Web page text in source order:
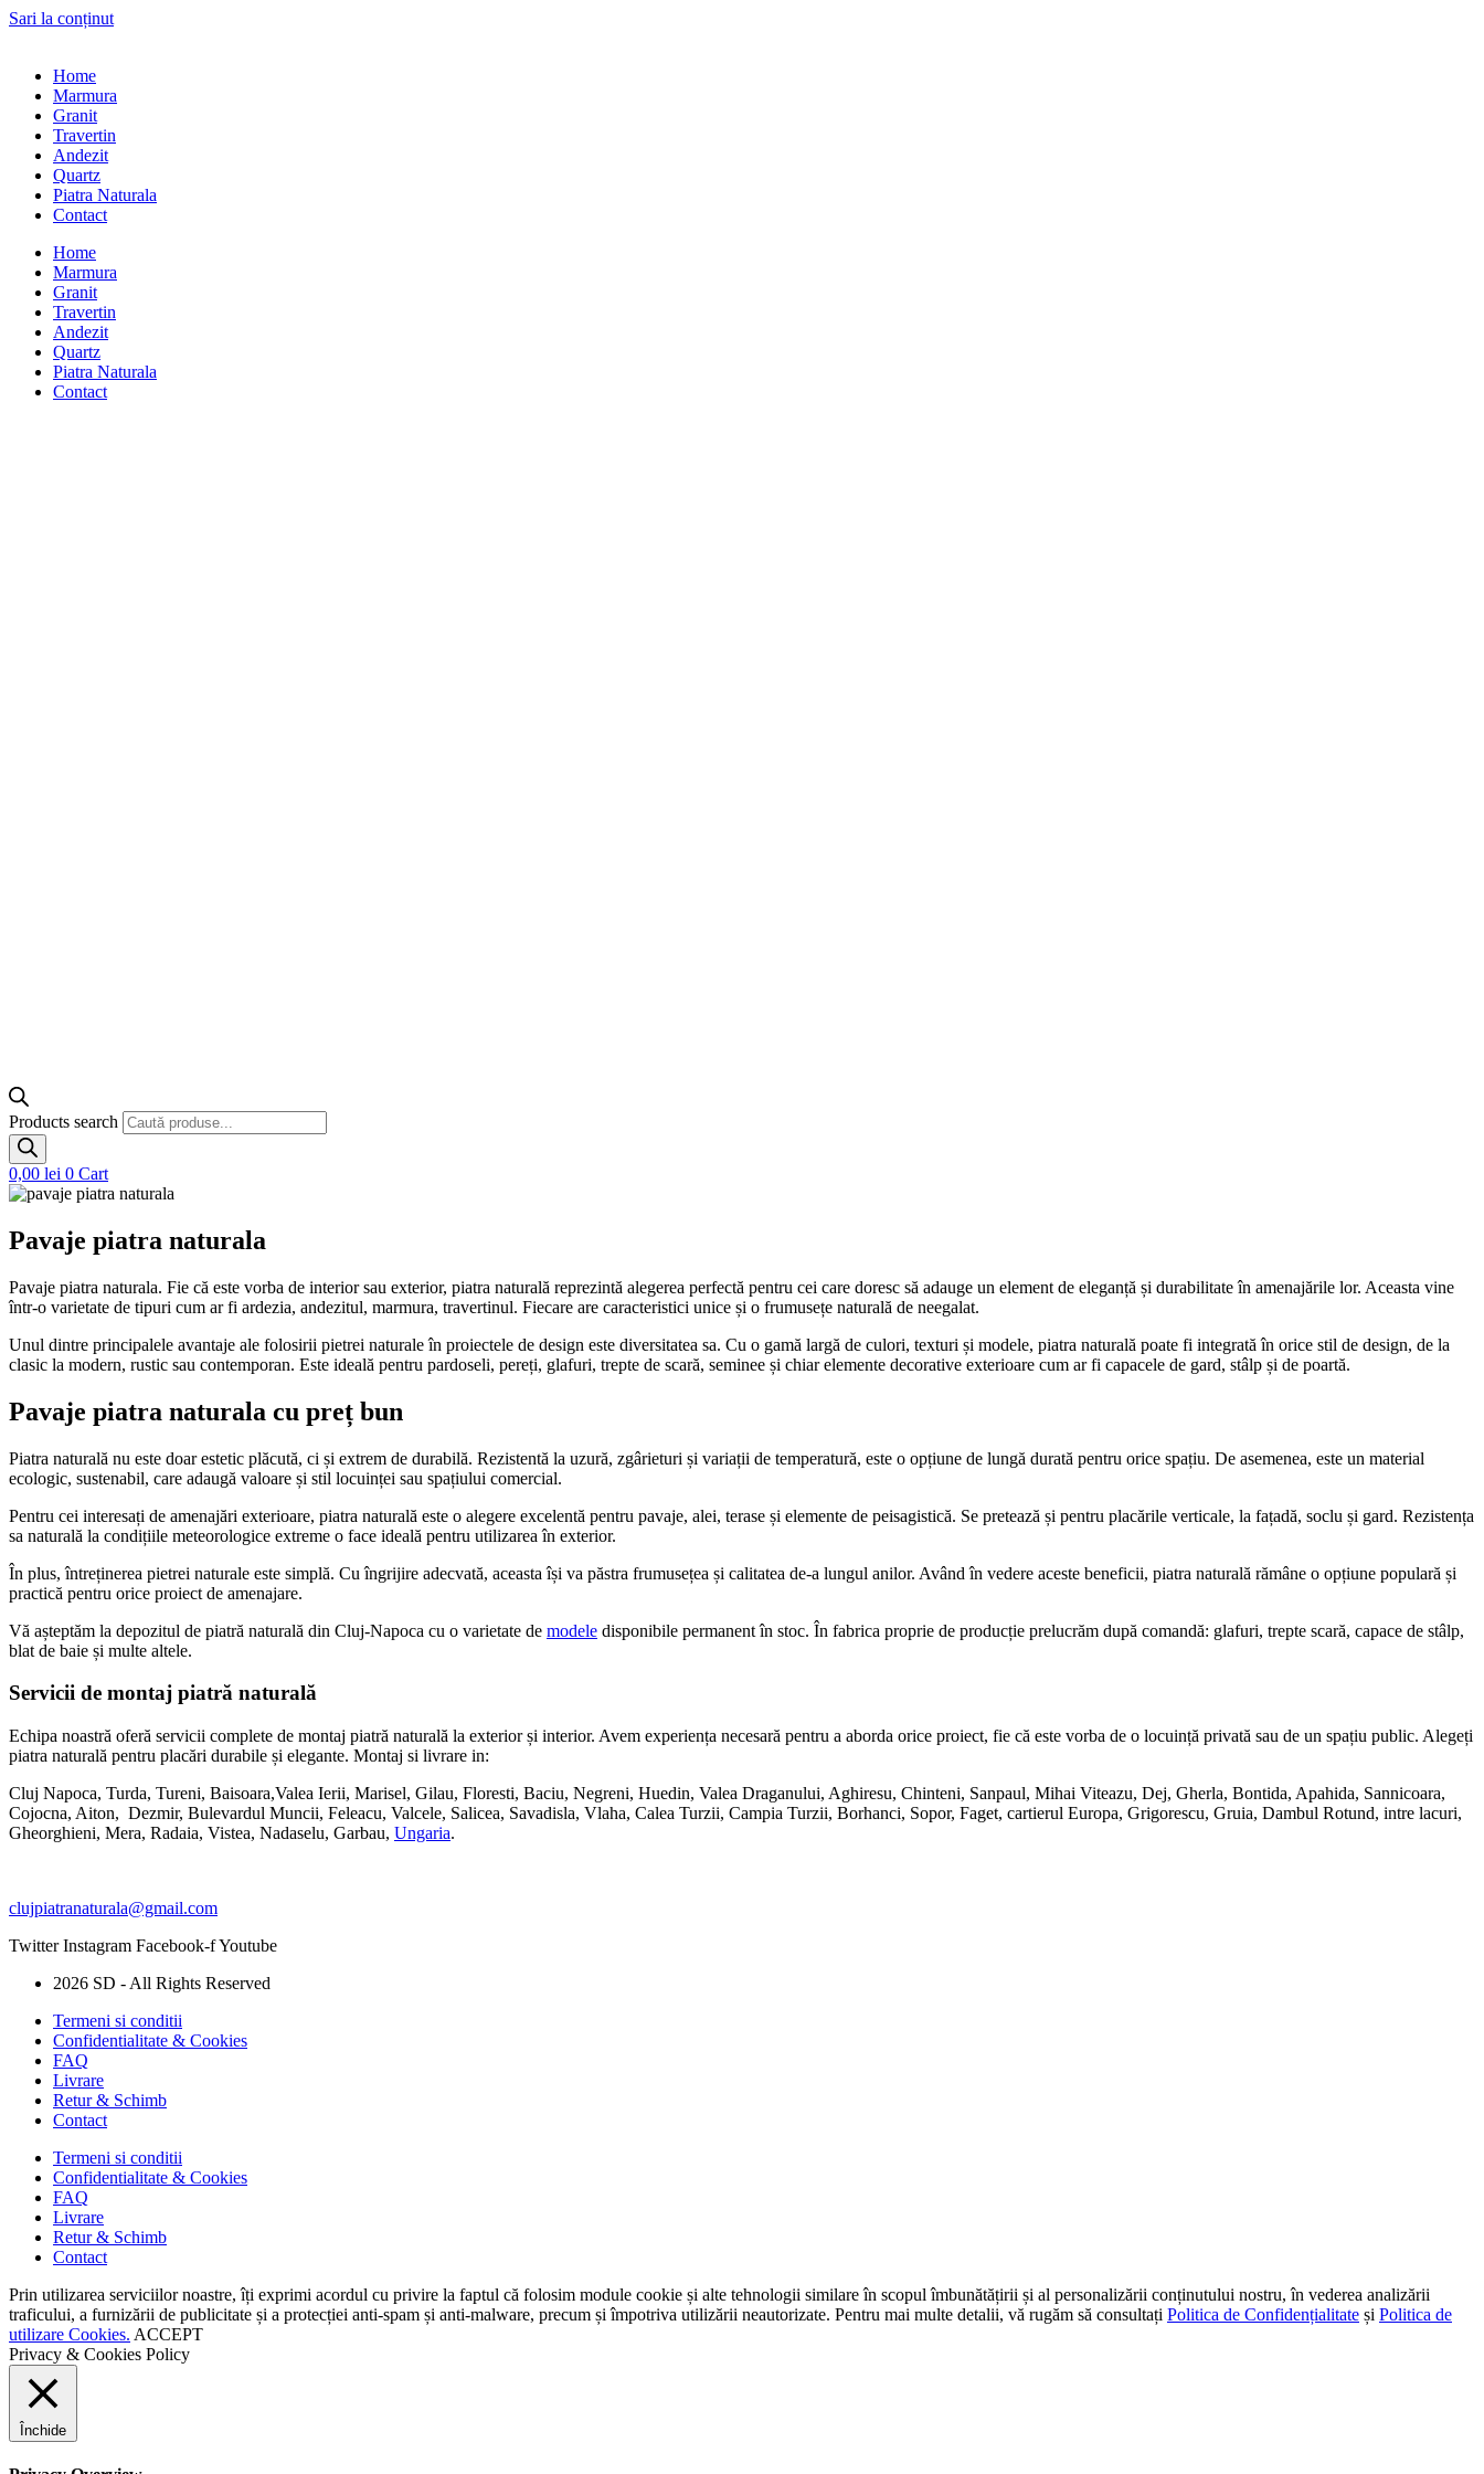
Sari la conținut
Home
Marmura
Granit
Travertin
Andezit
Quartz
Piatra Naturala
Contact
Home
Marmura
Granit
Travertin
Andezit
Quartz
Piatra Naturala
Contact
Products search
0,00 lei 0 Cart
Pavaje piatra naturala
Pavaje piatra naturala. Fie că este vorba de interior sau exterior, piatra naturală reprezintă alegerea perfectă pentru cei care doresc să adauge un element de eleganță și durabilitate în amenajările lor. Aceasta vine
într-o varietate de tipuri cum ar fi ardezia, andezitul, marmura, travertinul. Fiecare are caracteristici unice și o frumusețe naturală de neegalat.
Unul dintre principalele avantaje ale folosirii pietrei naturale în proiectele de design este diversitatea sa. Cu o gamă largă de culori, texturi și modele, piatra naturală poate fi integrată în orice stil de design, de la
clasic la modern, rustic sau contemporan. Este ideală pentru pardoseli, pereți, glafuri, trepte de scară, seminee și chiar elemente decorative exterioare cum ar fi capacele de gard, stâlp și de poartă.
Pavaje piatra naturala cu preț bun
Piatra naturală nu este doar estetic plăcută, ci și extrem de durabilă. Rezistentă la uzură, zgârieturi și variații de temperatură, este o opțiune de lungă durată pentru orice spațiu. De asemenea, este un material
ecologic, sustenabil, care adaugă valoare și stil locuinței sau spațiului comercial.
Pentru cei interesați de amenajări exterioare, piatra naturală este o alegere excelentă pentru pavaje, alei, terase și elemente de peisagistică. Se pretează și pentru placările verticale, la fațadă, soclu și gard. Rezistența
sa naturală la condițiile meteorologice extreme o face ideală pentru utilizarea în exterior.
În plus, întreținerea pietrei naturale este simplă. Cu îngrijire adecvată, aceasta își va păstra frumusețea și calitatea de-a lungul anilor. Având în vedere aceste beneficii, piatra naturală rămâne o opțiune populară și
practică pentru orice proiect de amenajare.
Vă așteptăm la depozitul de piatră naturală din Cluj-Napoca cu o varietate de modele disponibile permanent în stoc. În fabrica proprie de producție prelucrăm după comandă: glafuri, trepte scară, capace de stâlp,
blat de baie și multe altele.
Servicii de montaj piatră naturală
Echipa noastră oferă servicii complete de montaj piatră naturală la exterior și interior. Avem experiența necesară pentru a aborda orice proiect, fie că este vorba de o locuință privată sau de un spațiu public. Alegeți
piatra naturală pentru placări durabile și elegante. Montaj si livrare in:
Cluj Napoca, Turda, Tureni, Baisoara,Valea Ierii, Marisel, Gilau, Floresti, Baciu, Negreni, Huedin, Valea Draganului, Aghiresu, Chinteni, Sanpaul, Mihai Viteazu, Dej, Gherla, Bontida, Apahida, Sannicoara,
Cojocna, Aiton, Dezmir, Bulevardul Muncii, Feleacu, Valcele, Salicea, Savadisla, Vlaha, Calea Turzii, Campia Turzii, Borhanci, Sopor, Faget, cartierul Europa, Grigorescu, Gruia, Dambul Rotund, intre lacuri,
Gheorghieni, Mera, Radaia, Vistea, Nadaselu, Garbau, Ungaria.
clujpiatranaturala@gmail.com
Twitter Instagram Facebook-fYoutube
2026 SD - All Rights Reserved
Termeni si conditii
Confidentialitate & Cookies
FAQ
Livrare
Retur & Schimb
Contact
Termeni si conditii
Confidentialitate & Cookies
FAQ
Livrare
Retur & Schimb
Contact
Prin utilizarea serviciilor noastre, îți exprimi acordul cu privire la faptul că folosim module cookie și alte tehnologii similare în scopul îmbunătățirii și al personalizării conținutului nostru, în vederea analizării
traficului, a furnizării de publicitate și a protecției anti-spam și anti-malware, precum și împotriva utilizării neautorizate. Pentru mai multe detalii, vă rugăm să consultați Politica de Confidențialitate și Politica de
utilizare Cookies. ACCEPT
Privacy & Cookies Policy
Închide